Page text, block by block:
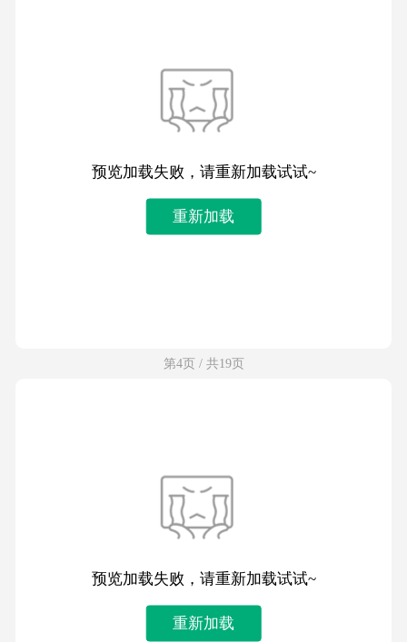
预览加载失败，请重新加载试试~
重新加载
第4页 / 共19页
预览加载失败，请重新加载试试~
重新加载